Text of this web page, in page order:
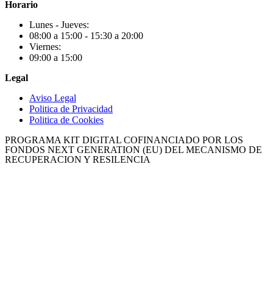
Horario
Lunes - Jueves:
08:00 a 15:00 - 15:30 a 20:00
Viernes:
09:00 a 15:00
Legal
Aviso Legal
Politica de Privacidad
Politica de Cookies
PROGRAMA KIT DIGITAL COFINANCIADO POR LOS
FONDOS NEXT GENERATION (EU) DEL MECANISMO DE
RECUPERACION Y RESILENCIA